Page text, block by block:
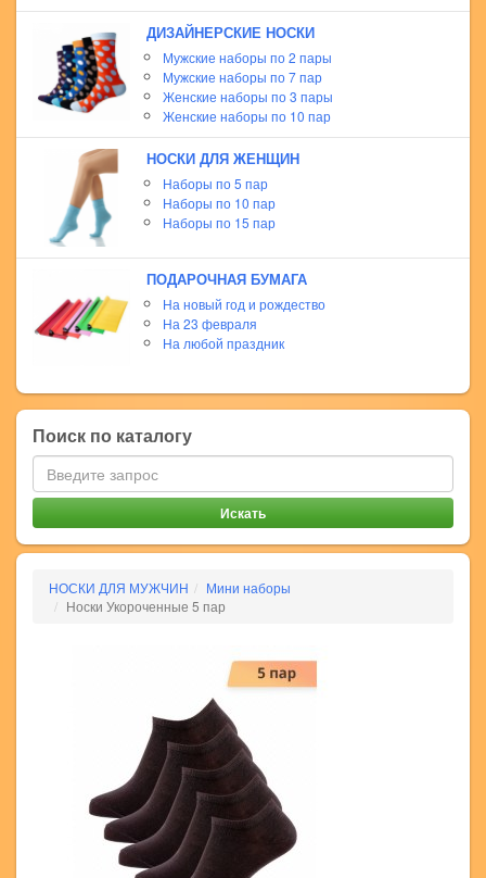
ДИЗАЙНЕРСКИЕ НОСКИ
Мужские наборы по 2 пары
Мужские наборы по 7 пар
Женские наборы по 3 пары
Женские наборы по 10 пар
НОСКИ ДЛЯ ЖЕНЩИН
Наборы по 5 пар
Наборы по 10 пар
Наборы по 15 пар
ПОДАРОЧНАЯ БУМАГА
На новый год и рождество
На 23 февраля
На любой праздник
Поиск по каталогу
НОСКИ ДЛЯ МУЖЧИН
Мини наборы
Носки Укороченные 5 пар